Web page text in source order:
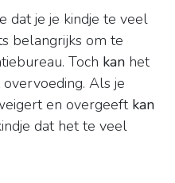
dat je je kindje te veel
belangrijks om te
Toch kan het
Als je
en overgeeft kan
dat het te veel